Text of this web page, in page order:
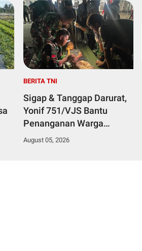
BERITA TNI
Sigap & Tanggap Darurat,
Yonif 751/VJS Bantu
Penanganan Warga
Diduga Keracunan
August 05, 2026